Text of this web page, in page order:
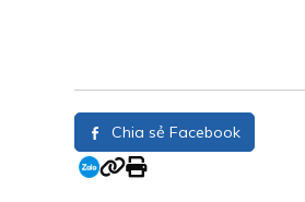
Chia sẻ Facebook